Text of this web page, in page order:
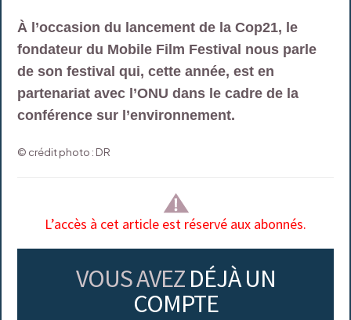
À l’occasion du lancement de la Cop21, le
fondateur du Mobile Film Festival nous parle
de son festival qui, cette année, est en
partenariat avec l’ONU dans le cadre de la
conférence sur l’environnement.
© crédit photo : DR
L’accès à cet article est réservé aux abonnés.
VOUS AVEZ DÉJÀ UN
COMPTE